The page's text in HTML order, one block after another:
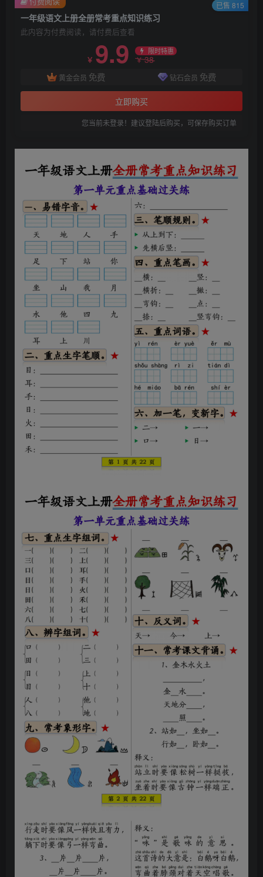
一年级语文上册全册常考重点知识练习
此内容为付费阅读，请付费后查看
￥ 9.9 限时特惠
￥38
黄金会员 免费 钻石会员 免费
立即购买
您当前未登录！建议登陆后购买，可保存购买订单
已售 815